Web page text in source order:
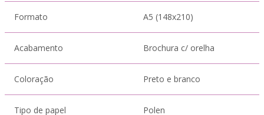
Formato A5 (148x210)
Acabamento Brochura c/ orelha
Coloração Preto e branco
Tipo de papel Polen